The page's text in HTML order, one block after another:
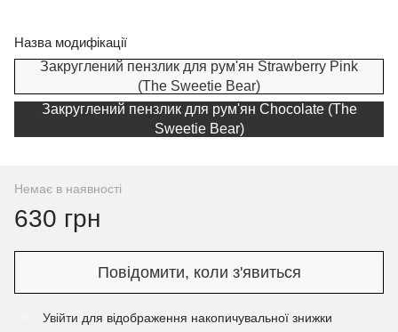
Назва модифікації
Закруглений пензлик для рум'ян Strawberry Pink
(The Sweetie Bear)
Закруглений пензлик для рум'ян Chocolate (The
Sweetie Bear)
Немає в наявності
630 грн
Повідомити, коли з'явиться
Увійти для відображення накопичувальної знижки